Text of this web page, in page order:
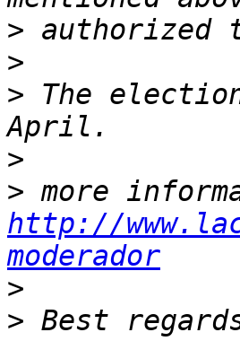
>
>
> The
>
>
http://
moderador
>
>